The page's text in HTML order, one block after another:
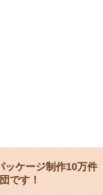
ッケージ制作10万件
です！